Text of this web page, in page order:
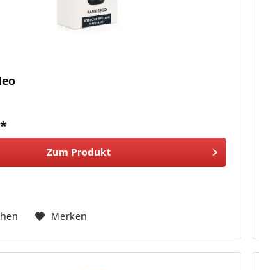
Zum Produkt
Merken